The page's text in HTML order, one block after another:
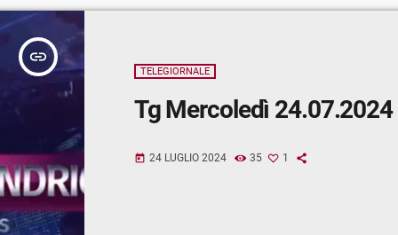
insert_link
TELEGIORNALE
Tg Mercoledì 24.07.2024
today 24 LUGLIO 2024 35 1